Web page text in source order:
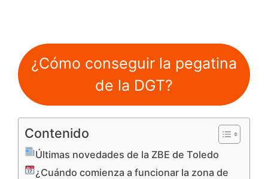
¿Cómo conseguir la pegatina
de la DGT?
Contenido
Últimas novedades de la ZBE de Toledo
¿Cuándo comienza a funcionar la zona de